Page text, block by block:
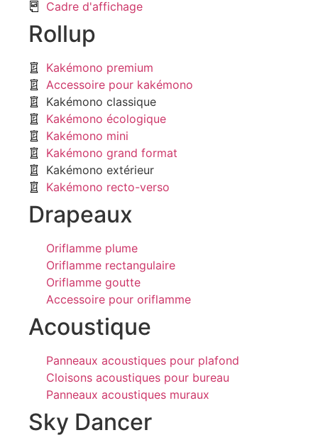
Cadre d'affichage
Rollup
Kakémono premium
Accessoire pour kakémono
Kakémono classique
Kakémono écologique
Kakémono mini
Kakémono grand format
Kakémono extérieur
Kakémono recto-verso
Drapeaux
Oriflamme plume
Oriflamme rectangulaire
Oriflamme goutte
Accessoire pour oriflamme
Acoustique
Panneaux acoustiques pour plafond
Cloisons acoustiques pour bureau
Panneaux acoustiques muraux
Sky Dancer